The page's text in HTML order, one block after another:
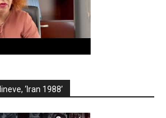
‘Iran 1988’